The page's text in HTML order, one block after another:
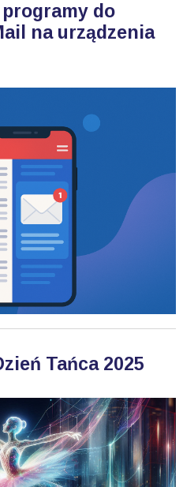
do
na urządzenia
Tańca 2025